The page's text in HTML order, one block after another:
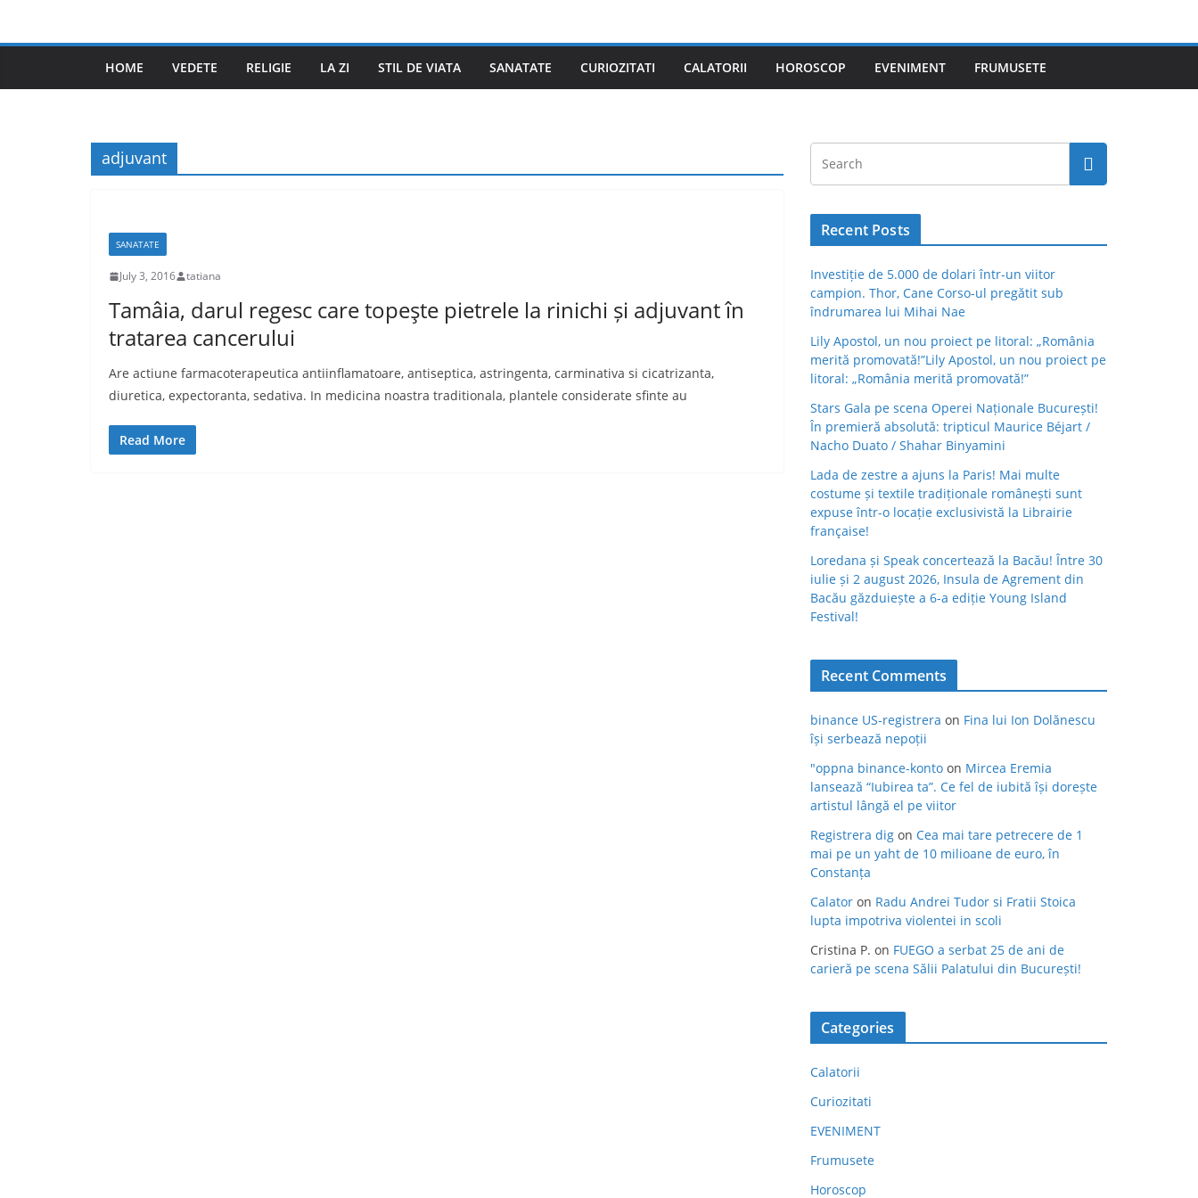
HOME VEDETE RELIGIE LA ZI STIL DE VIATA SANATATE CURIOZITATI CALATORII HOROSCOP EVENIMENT FRUMUSETE
adjuvant
SANATATE
July 3, 2016 tatiana
Tamâia, darul regesc care topeşte pietrele la rinichi și adjuvant în
tratarea cancerului
Are actiune farmacoterapeutica antiinflamatoare, antiseptica, astringenta, carminativa si cicatrizanta,
diuretica, expectoranta, sedativa. In medicina noastra traditionala, plantele considerate sfinte au
Read More
Recent Posts
Investiție de 5.000 de dolari într-un viitor
campion. Thor, Cane Corso-ul pregătit sub
îndrumarea lui Mihai Nae
Lily Apostol, un nou proiect pe litoral: „România
merită promovată!”Lily Apostol, un nou proiect pe
litoral: „România merită promovată!”
Stars Gala pe scena Operei Naționale București!
În premieră absolută: tripticul Maurice Béjart /
Nacho Duato / Shahar Binyamini
Lada de zestre a ajuns la Paris! Mai multe
costume și textile tradiționale românești sunt
expuse într-o locație exclusivistă la Librairie
française!
Loredana și Speak concertează la Bacău! Între 30
iulie și 2 august 2026, Insula de Agrement din
Bacău găzduiește a 6-a ediție Young Island
Festival!
Recent Comments
binance US-registrera on Fina lui Ion Dolănescu
își serbează nepoții
"oppna binance-konto on Mircea Eremia
lansează “Iubirea ta”. Ce fel de iubită își dorește
artistul lângă el pe viitor
Registrera dig on Cea mai tare petrecere de 1
mai pe un yaht de 10 milioane de euro, în
Constanța
Calator on Radu Andrei Tudor si Fratii Stoica
lupta impotriva violentei in scoli
Cristina P. on FUEGO a serbat 25 de ani de
carieră pe scena Sălii Palatului din București!
Categories
Calatorii
Curiozitati
EVENIMENT
Frumusete
Horoscop